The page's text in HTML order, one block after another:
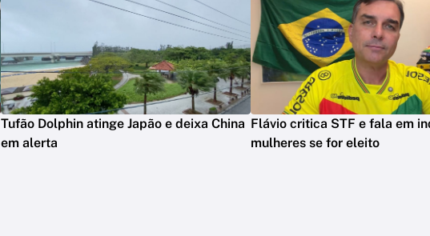
Tufão Dolphin atinge Japão e deixa China
em alerta
Flávio critica STF e fala em
mulheres se for eleito